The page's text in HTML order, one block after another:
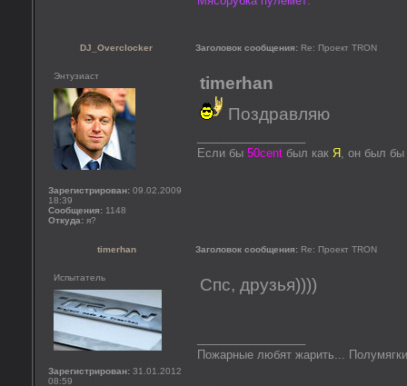
DJ_Overclocker Заголовок сообщения: Re: Проект TRON
Энтузиаст
Зарегистрирован: 09.02.2009
18:39
Сообщения: 1148
Откуда: я?
timerhan
Поздравляю
Если бы 50cent был как Я , он был бы
timerhan Заголовок сообщения: Re: Проект TRON
Испытатель
Зарегистрирован: 31.01.2012
08:59
Спс, друзья))))
Пожарные любят жарить...